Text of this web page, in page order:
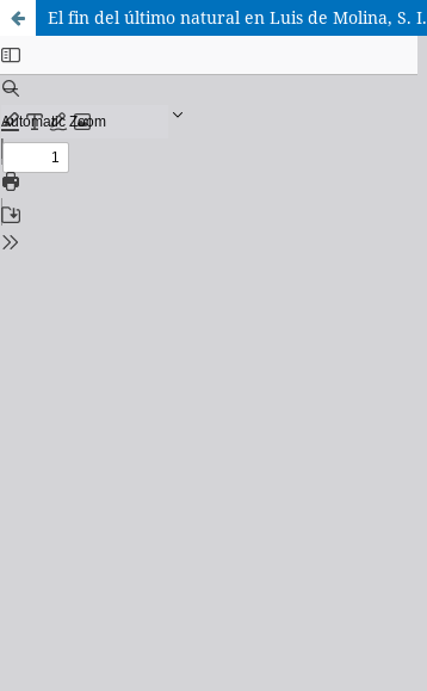
El fin del último natural en Luis de Molina, S. I.